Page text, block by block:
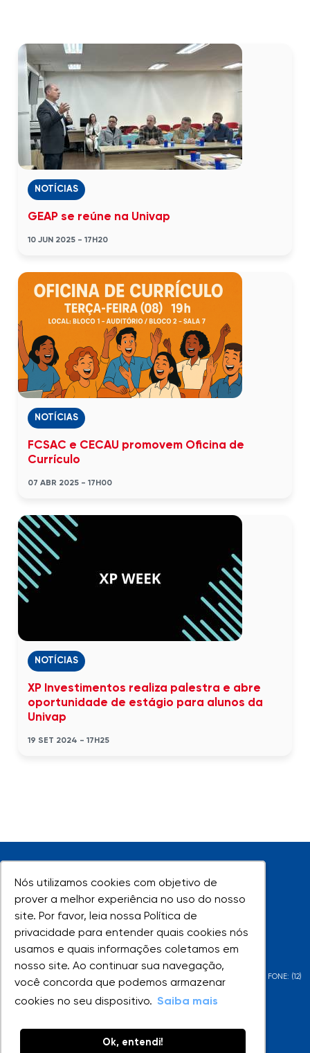
Nós utilizamos cookies com objetivo de
prover a melhor experiência no uso do nosso
site. Por favor, leia nossa Política de
privacidade para entender quais cookies nós
usamos e quais informações coletamos em
nosso site. Ao continuar sua navegação,
você concorda que podemos armazenar
cookies no seu dispositivo. Saiba mais
Ok, entendi!
Nós utilizamos cookies com objetivo de
prover a melhor experiência no uso do nosso
site. Por favor, leia nossa Política de
privacidade para entender quais cookies nós
usamos e quais informações coletamos em
nosso site. Ao continuar sua navegação,
você concorda que podemos armazenar
cookies no seu dispositivo. Saiba mais
Ok, entendi!
NOTÍCIAS
GEAP se reúne na Univap
10 JUN 2025 - 17H20
NOTÍCIAS
FCSAC e CECAU promovem Oficina de
Currículo
07 ABR 2025 - 17H00
NOTÍCIAS
XP Investimentos realiza palestra e abre
oportunidade de estágio para alunos da
Univap
19 SET 2024 - 17H25
UNIVAP - Todos os direitos reservados
AV. SHISHIMA HIFUMI, 2911 - URBANOVA - SÃO JOSÉ DOS CAMPOS - SP - FONE: (12)